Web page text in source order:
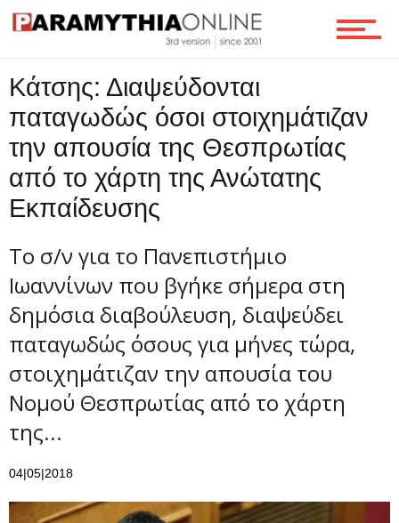
Επικοινωνία
Κάτσης: Διαψεύδονται
παταγωδώς όσοι στοιχημάτιζαν
την απουσία της Θεσπρωτίας
από το χάρτη της Ανώτατης
Εκπαίδευσης
Το σ/ν για το Πανεπιστήμιο
Ιωαννίνων που βγήκε σήμερα στη
δημόσια διαβούλευση, διαψεύδει
παταγωδώς όσους για μήνες τώρα,
στοιχημάτιζαν την απουσία του
Νομού Θεσπρωτίας από το χάρτη
της...
04|05|2018